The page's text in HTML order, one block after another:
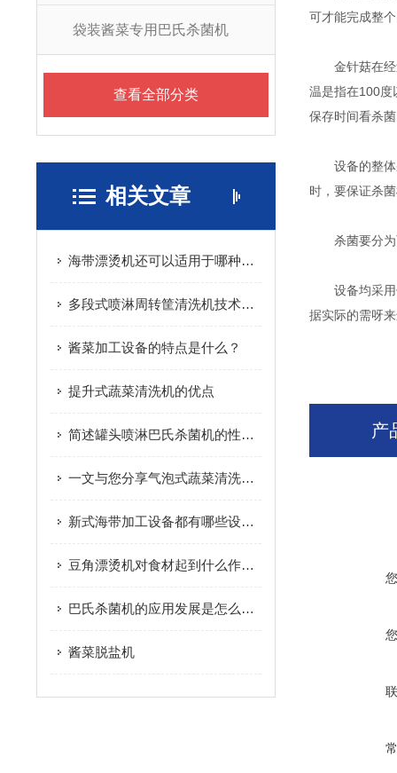
袋装酱菜专用巴氏杀菌机
查看全部分类
相关文章
海带漂烫机还可以适用于哪种果蔬的加工使用
多段式喷淋周转筐清洗机技术应用与结构设计
酱菜加工设备的特点是什么？
提升式蔬菜清洗机的优点
简述罐头喷淋巴氏杀菌机的性能特点
一文与您分享气泡式蔬菜清洗机的维护要点
新式海带加工设备都有哪些设备组成？
豆角漂烫机对食材起到什么作用？
巴氏杀菌机的应用发展是怎么样的？
酱菜脱盐机
可才能完成整
金针菇在经过
温是指在100度
保存时间看杀
设备的整体采
时，要保证杀
杀菌要分为两
设备均采用优
据实际的需呀
产